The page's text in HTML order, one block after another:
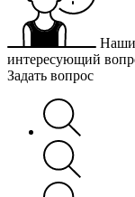
Наши
интересующий
Задать вопрос